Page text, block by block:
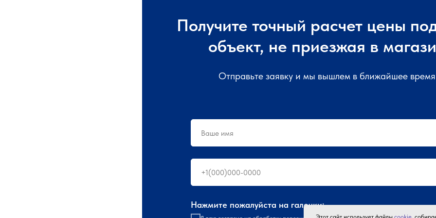
Получите точный расчет цены
объект, не приезжая в
Отправьте заявку и мы вышлем в ближайшее время
Нажмите пожалуйста на галочки: